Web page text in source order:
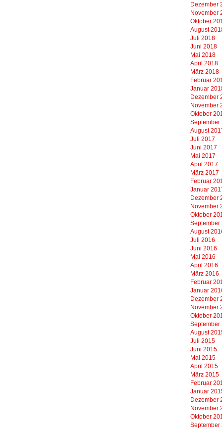
Dezember
November
Oktober
August
Juli 2018
Juni 2018
Mai 2018
April 2018
März 2018
Februar
Januar
Dezember
November
Oktober
September
August
Juli 2017
Juni 2017
Mai 2017
April 2017
März 2017
Februar
Januar
Dezember
November
Oktober
September
August
Juli 2016
Juni 2016
Mai 2016
April 2016
März 2016
Februar
Januar
Dezember
November
Oktober
September
August
Juli 2015
Juni 2015
Mai 2015
April 2015
März 2015
Februar
Januar
Dezember
November
Oktober
September